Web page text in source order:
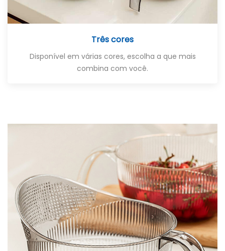
Três cores
Disponível em várias cores, escolha a que mais
combina com você.